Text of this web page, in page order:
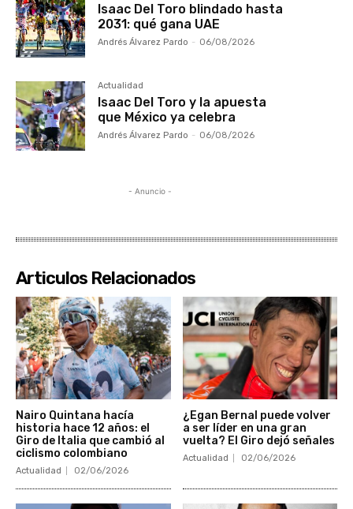
Isaac Del Toro blindado hasta
2031: qué gana UAE
Andrés Álvarez Pardo - 06/08/2026
Actualidad
Isaac Del Toro y la apuesta
que México ya celebra
Andrés Álvarez Pardo - 06/08/2026
- Anuncio -
Articulos Relacionados
Nairo Quintana hacía
historia hace 12 años: el
Giro de Italia que cambió al
ciclismo colombiano
Actualidad 02/06/2026
¿Egan Bernal puede volver
a ser líder en una gran
vuelta? El Giro dejó señales
Actualidad 02/06/2026